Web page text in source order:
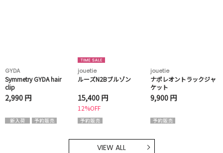
GYDA
Symmetry GYDA hair
clip
2,990 円
jouetie
ルーズN2Bブルゾン
15,400 円
12%OFF
jouetie
ナポレオントラックジャ
ケット
9,900 円
VIEW ALL